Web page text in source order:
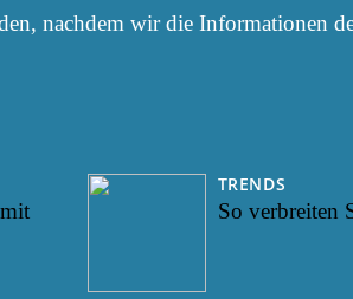
nachdem wir die Informationen
TRENDS
So verbreiten